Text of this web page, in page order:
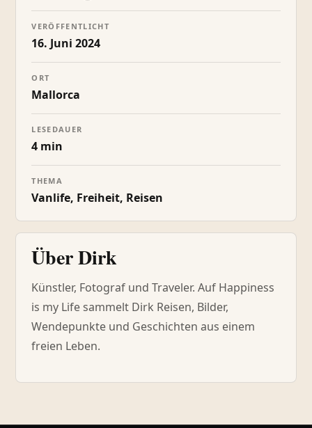
VERÖFFENTLICHT
16. Juni 2024
ORT
Mallorca
LESEDAUER
4 min
THEMA
Vanlife, Freiheit, Reisen
Über Dirk
Künstler, Fotograf und Traveler. Auf Happiness
is my Life sammelt Dirk Reisen, Bilder,
Wendepunkte und Geschichten aus einem
freien Leben.